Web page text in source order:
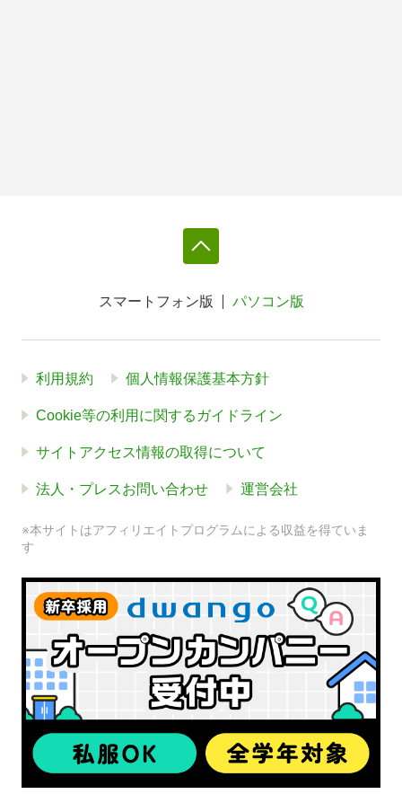
スマートフォン版 パソコン版
利用規約 個人情報保護基本方針
Cookie等の利用に関するガイドライン
サイトアクセス情報の取得について
法人・プレスお問い合わせ 運営会社
※本サイトはアフィリエイトプログラムによる収益を得ていま
す